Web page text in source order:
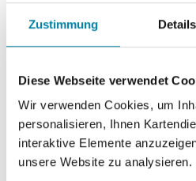
Zustimmung Details
Diese Webseite verwendet
Wir verwenden Cookies, um
personalisieren, Ihnen
interaktive Elemente
unsere Website zu analysieren.
prägt auch das an die
Karteikarten
aufklärenden Impuls
Mehrdeutigkeiten
Feststellung, Islam und
„selbstverständlich